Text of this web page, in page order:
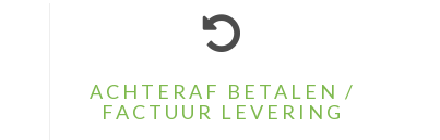
ACHTERAF BETALEN /
FACTUUR LEVERING